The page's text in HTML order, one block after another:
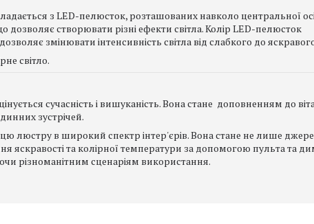
з LED-пелюсток, розташованих навколо центральної
створювати різні ефекти світла. Колір LED-пелюсток
змінювати інтенсивність світла від слабкого до
світло.
сучасність і вишуканість. Вона стане доповненням до
зустрічей.
люстру в широкий спектр інтер'єрів. Вона стане не лише
яскравості та колірної температури за допомогою пульта та
різноманітним сценаріям використання.